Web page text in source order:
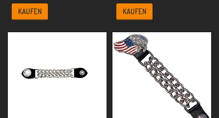
KAUFEN KAUFEN